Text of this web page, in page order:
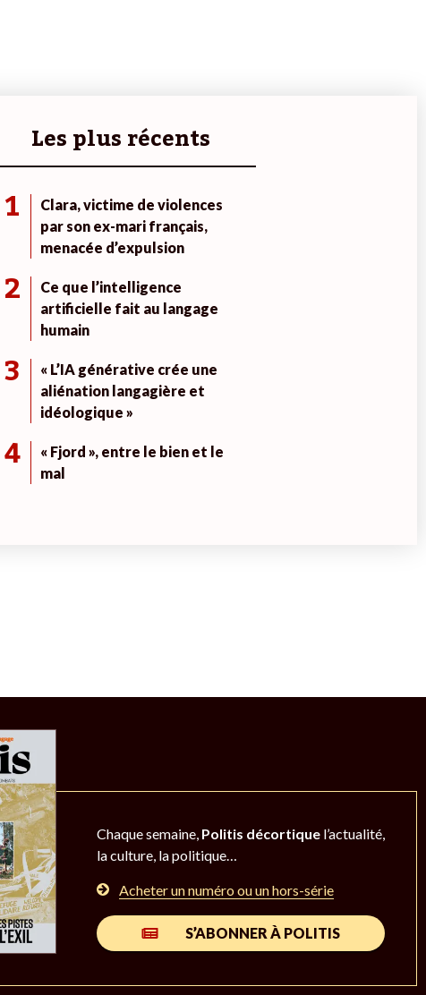
Les plus récents
1
Clara, victime de violences
par son ex-mari français,
menacée d’expulsion
2
Ce que l’intelligence
artificielle fait au langage
humain
3
« L’IA générative crée une
aliénation langagière et
idéologique »
4
« Fjord », entre le bien et le
mal
Chaque semaine, Politis décortique l’actualité,
la culture, la politique…
Acheter un numéro ou un hors-série
S’ABONNER À POLITIS